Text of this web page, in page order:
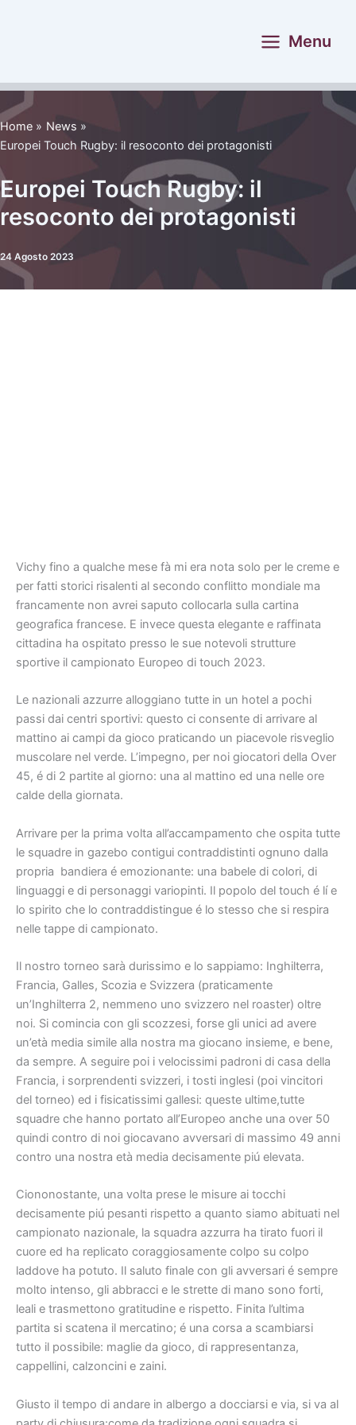
Menu
Home
News
Europei Touch Rugby: il resoconto dei protagonisti
Europei Touch Rugby: il
resoconto dei protagonisti
24 Agosto 2023
Vichy fino a qualche mese fà mi era nota solo per le creme e
per fatti storici risalenti al secondo conflitto mondiale ma
francamente non avrei saputo collocarla sulla cartina
geografica francese. E invece questa elegante e raffinata
cittadina ha ospitato presso le sue notevoli strutture
sportive il campionato Europeo di touch 2023.
Le nazionali azzurre alloggiano tutte in un hotel a pochi
passi dai centri sportivi: questo ci consente di arrivare al
mattino ai campi da gioco praticando un piacevole risveglio
muscolare nel verde. L’impegno, per noi giocatori della Over
45, é di 2 partite al giorno: una al mattino ed una nelle ore
calde della giornata.
Arrivare per la prima volta all’accampamento che ospita tutte
le squadre in gazebo contigui contraddistinti ognuno dalla
propria bandiera é emozionante: una babele di colori, di
linguaggi e di personaggi variopinti. Il popolo del touch é lí e
lo spirito che lo contraddistingue é lo stesso che si respira
nelle tappe di campionato.
Il nostro torneo sarà durissimo e lo sappiamo: Inghilterra,
Francia, Galles, Scozia e Svizzera (praticamente
un’Inghilterra 2, nemmeno uno svizzero nel roaster) oltre
noi. Si comincia con gli scozzesi, forse gli unici ad avere
un’età media simile alla nostra ma giocano insieme, e bene,
da sempre. A seguire poi i velocissimi padroni di casa della
Francia, i sorprendenti svizzeri, i tosti inglesi (poi vincitori
del torneo) ed i fisicatissimi gallesi: queste ultime,tutte
squadre che hanno portato all’Europeo anche una over 50
quindi contro di noi giocavano avversari di massimo 49 anni
contro una nostra età media decisamente piú elevata.
Ciononostante, una volta prese le misure ai tocchi
decisamente piú pesanti rispetto a quanto siamo abituati nel
campionato nazionale, la squadra azzurra ha tirato fuori il
cuore ed ha replicato coraggiosamente colpo su colpo
laddove ha potuto. Il saluto finale con gli avversari é sempre
molto intenso, gli abbracci e le strette di mano sono forti,
leali e trasmettono gratitudine e rispetto. Finita l’ultima
partita si scatena il mercatino; é una corsa a scambiarsi
tutto il possibile: maglie da gioco, di rappresentanza,
cappellini, calzoncini e zaini.
Giusto il tempo di andare in albergo a docciarsi e via, si va al